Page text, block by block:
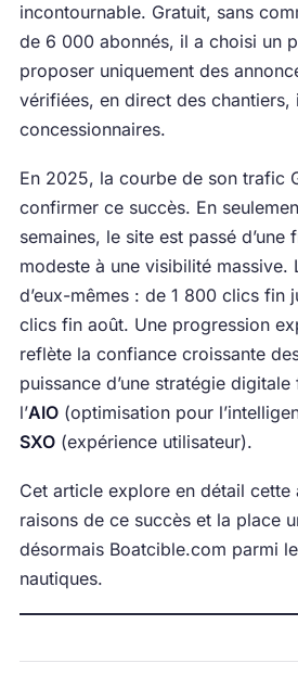
incontournable. Gratuit, sans
de 6 000 abonnés, il a choisi un
proposer uniquement des
vérifiées, en direct des chantiers,
concessionnaires.
En 2025, la courbe de son trafic
confirmer ce succès. En
semaines, le site est passé d’une
modeste à une visibilité massive.
d’eux-mêmes : de 1 800 clics fin
clics fin août. Une progression
reflète la confiance croissante
puissance d’une stratégie
l’AIO(optimisation pour
SXO(expérience utilisateur).
Cet article explore en détail cette
raisons de ce succès et la place
désormais Boatcible.com parmi
nautiques.